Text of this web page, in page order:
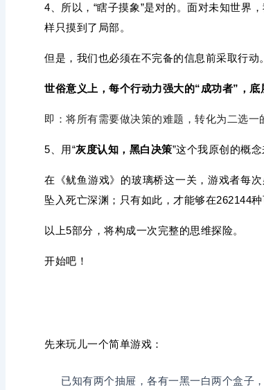
4、所以，“瞎子摸象”是对的。面对未知世界
样只摸到了局部。
但是，我们也必须在不完备的信息前采取行动。
世俗意义上，每个行动力强大的“成功者”，底
即：将所有需要做决策的难题，转化为二选一
5、用“灰度认知，黑白决策”这个我原创的概
在《鱿鱼游戏》的玻璃桥这一关，游戏者每
坠入死亡深渊；只有如此，才能够在262144
以上5部分，将构成一次完整的思维探险。
开始吧！
先来玩儿一个简单游戏：
已知有两个抽屉，各有一黑一白两个盒子